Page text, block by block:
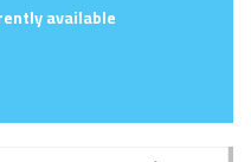
available